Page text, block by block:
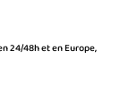
24/48h et en Europe,